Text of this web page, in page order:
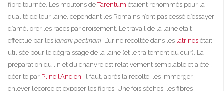
fibre tournée. Les moutons deTarentum étaient renommés pour la
qualité de leur laine, cependant les Romains n’ont pas cessé d’essayer
d’améliorer les races par croisement. Le travail de la laine était
effectué par les lanarii pectinarii . L’urine récoltée dans les latrines était
utilisée pour le dégraissage de la laine (et le traitement du cuir). La
préparation du lin et du chanvre est relativement semblable et a été
décrite par Pline l’Ancien . Il faut, après la récolte, les immerger,
enlever l’écorce et exposer les fibres. Une fois sèches, les fibres